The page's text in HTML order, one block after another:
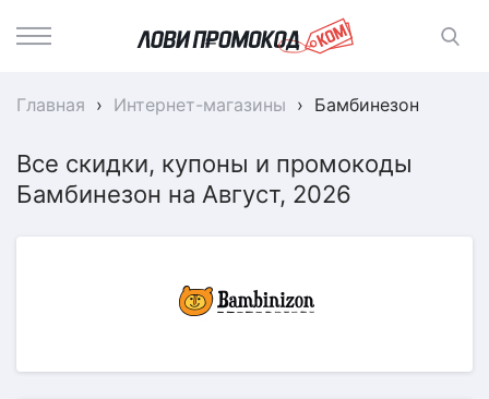
Главная › Интернет-магазины › Бамбинезон
Все скидки, купоны и промокоды
Бамбинезон на Август, 2026